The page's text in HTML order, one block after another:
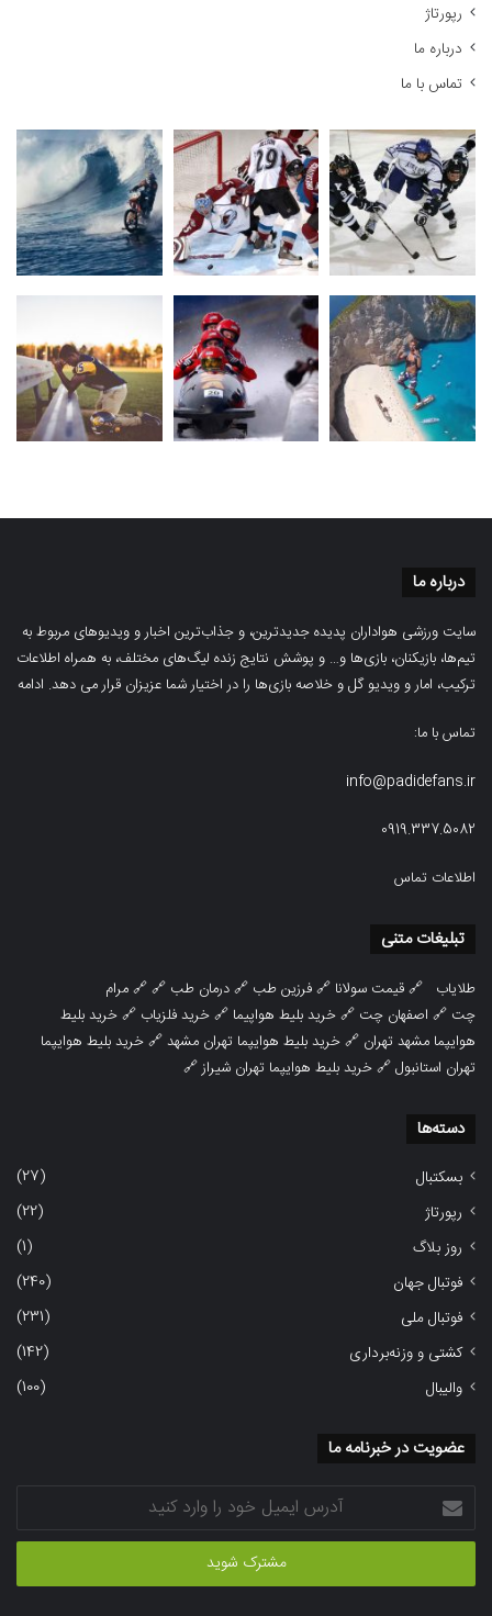
رپورتاژ
درباره ما
تماس با ما
درباره ما
سایت ورزشی هواداران پدیده جدیدترین، و جذاب‌ترین اخبار و ویدیوهای مربوط به
تیم‌ها، بازیکنان، بازی‌ها و… و پوشش نتایج زنده لیگ‌های مختلف، به همراه اطلاعات
ترکیب، امار و ویدیو‌‌ گل‌ و خلاصه بازی‌ها را در اختیار شما عزیزان قرار می دهد. ادامه
تماس با ما:
info@padidefans.ir
0919.337.5082
اطلاعات تماس
تبلیغات متنی
طلایاب 🔗قیمت سولانا 🔗فرزین طب 🔗درمان طب 🔗 🔗مرام
چت 🔗 اصفهان چت 🔗خرید بلیط هواپیما 🔗خرید فلزیاب 🔗خرید بلیط
هوایپما مشهد تهران 🔗خرید بلیط هوایپما تهران مشهد🔗خرید بلیط هوایپما
تهران استانبول🔗خرید بلیط هوایپما تهران شیراز🔗
دسته‌ها
بسکتبال
(27)
رپورتاژ
(22)
روز بلاگ
(1)
فوتبال جهان
(240)
فوتبال ملی
(231)
کشتی و وزنه‌برداری
(142)
والیبال
(100)
عضویت در خبرنامه ما
آدرس
ایمیل
خود
وارد